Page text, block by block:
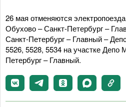
26 мая отменяются
Обухово – Санкт-Петербург –
Санкт-Петербург – Главный –
5526, 5528, 5534 на участке Депо
Петербург – Главный.